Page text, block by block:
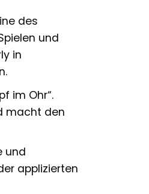
des
und
in
im Ohr“.
macht den
und
applizierten